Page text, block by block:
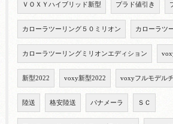
ＶＯＸＹハイブリッド新型 プラド値引き
カローラツーリング５０ミリオン カローラツ
カローラツーリングミリオンエディション
新型2022 voxy新型2022 voxyフルモデル
陸送 格安陸送 パナメーラ ＳＣ